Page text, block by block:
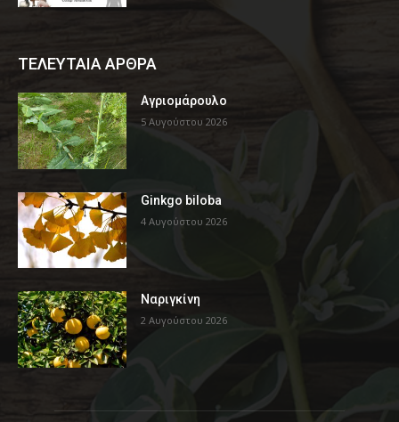
ΤΕΛΕΥΤΑΙΑ ΑΡΘΡΑ
Αγριομάρουλο
5 Αυγούστου 2026
Ginkgo biloba
4 Αυγούστου 2026
Ναριγκίνη
2 Αυγούστου 2026